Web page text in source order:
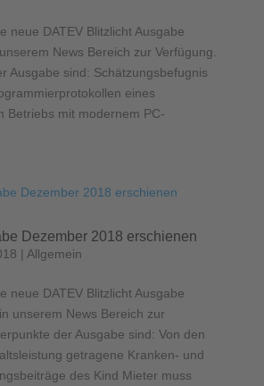
neue DATEV Blitzlicht Ausgabe
News Bereich zur Verfügung.
Ausgabe sind: Schätzungsbefugnis
eines
Betriebs mit modernem PC-
Dezember 2018 erschienen
| Allgemein
neue DATEV Blitzlicht Ausgabe
unserem News Bereich zur
der Ausgabe sind: Von den
getragene Kranken- und
des Kind Mieter muss